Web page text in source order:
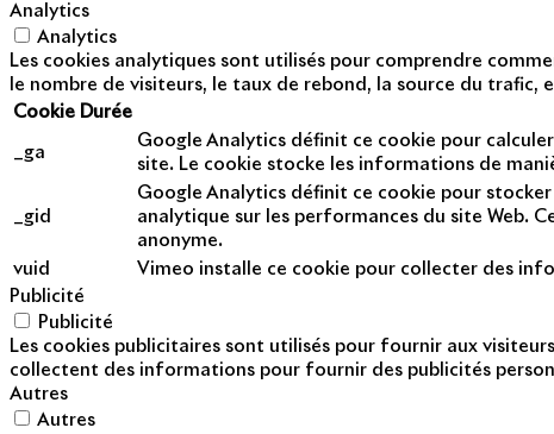
Analytics
Analytics
Les cookies analytiques sont utilisés pour comprendre
le nombre de visiteurs, le taux de rebond, la source du trafic,
Cookie Durée
_ga
Google Analytics définit ce cookie pour
site. Le cookie stocke les informations de
_gid
Google Analytics définit ce cookie pour
analytique sur les performances du site Web.
anonyme.
vuid
Vimeo installe ce cookie pour collecter des
Publicité
Publicité
Les cookies publicitaires sont utilisés pour fournir aux
collectent des informations pour fournir des publicités
Autres
Autres